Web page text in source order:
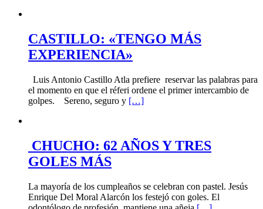
CASTILLO: «TENGO MÁS
EXPERIENCIA»
Luis Antonio Castillo Atla prefiere reservar las palabras para
el momento en que el réferi ordene el primer intercambio de
golpes. Sereno, seguro y […]
CHUCHO: 62 AÑOS Y TRES
GOLES MÁS
La mayoría de los cumpleaños se celebran con pastel. Jesús
Enrique Del Moral Alarcón los festejó con goles. El